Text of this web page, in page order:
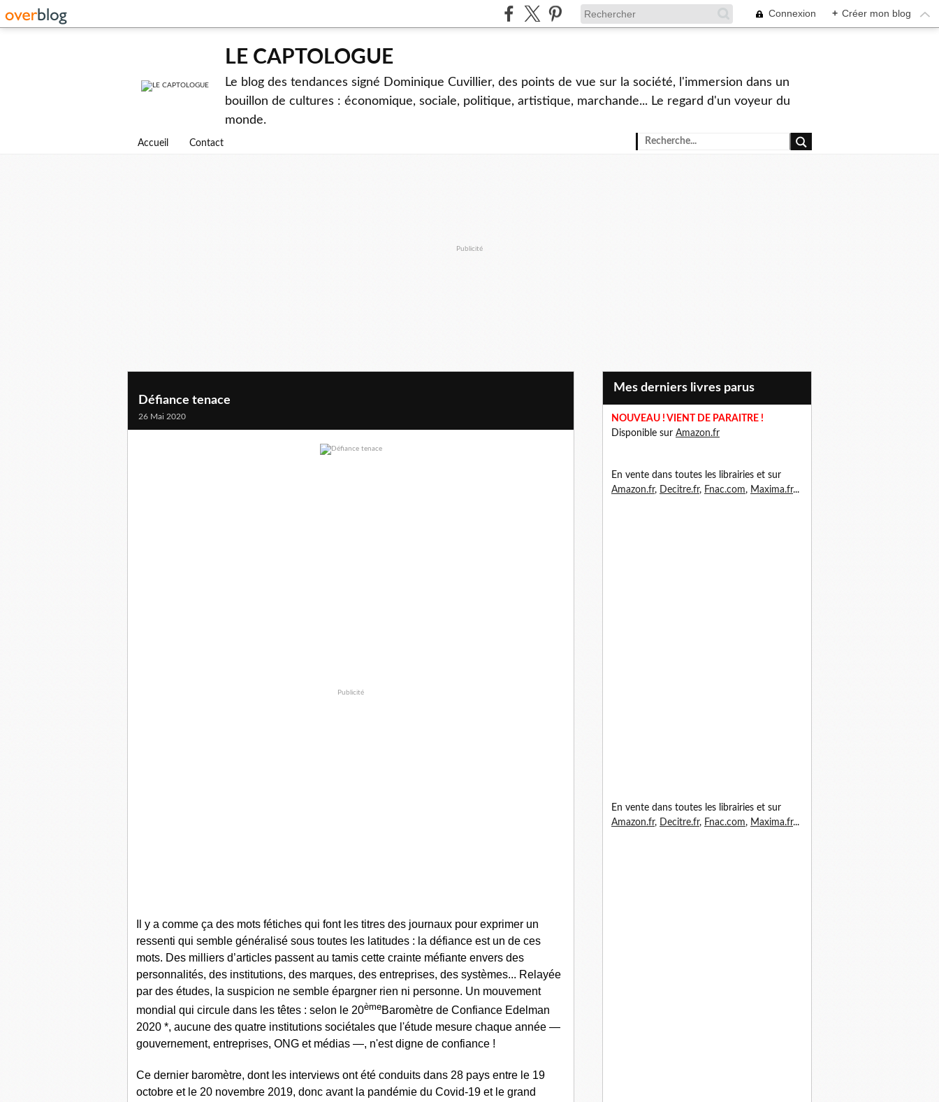
Connexion + Créer mon blog
LE CAPTOLOGUE
Le blog des tendances signé Dominique Cuvillier, des points de vue sur la société, l'immersion dans un
bouillon de cultures : économique, sociale, politique, artistique, marchande... Le regard d'un voyeur du
monde.
Accueil Contact
Publicité
Défiance tenace
26 Mai 2020
Publicité
Il y a comme ça des mots fétiches qui font les titres des journaux pour exprimer un
ressenti qui semble généralisé sous toutes les latitudes : la défiance est un de ces
mots. Des milliers d’articles passent au tamis cette crainte méfiante envers des
personnalités, des institutions, des marques, des entreprises, des systèmes... Relayée
par des études, la suspicion ne semble épargner rien ni personne. Un mouvement
mondial qui circule dans les têtes : selon le 20èmeBaromètre de Confiance Edelman
2020 *, aucune des quatre institutions sociétales que l'étude mesure chaque année —
gouvernement, entreprises, ONG et médias —, n'est digne de confiance !
Ce dernier baromètre, dont les interviews ont été conduits dans 28 pays entre le 19
octobre et le 20 novembre 2019, donc avant la pandémie du Covid-19 et le grand
Mes derniers livres parus
NOUVEAU ! VIENT DE PARAITRE !
Disponible sur Amazon.fr
En vente dans toutes les librairies et sur
Amazon.fr, Decitre.fr, Fnac.com, Maxima.fr...
En vente dans toutes les librairies et sur
Amazon.fr, Decitre.fr, Fnac.com, Maxima.fr...